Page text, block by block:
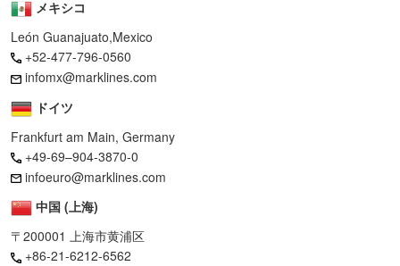
メキシコ
León Guanajuato,Mexico
+52-477-796-0560
infomx@marklines.com
ドイツ
Frankfurt am Main, Germany
+49-69–904-3870-0
infoeuro@marklines.com
中国 (上海)
〒200001 上海市黄浦区
+86-21-6212-6562